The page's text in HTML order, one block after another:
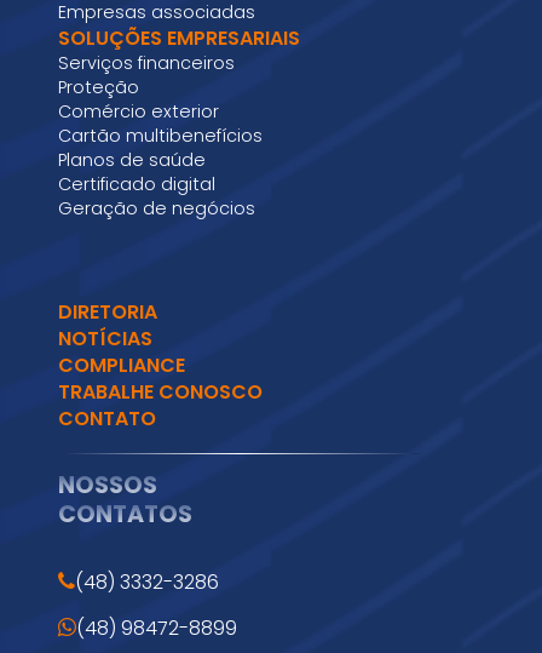
Empresas associadas
SOLUÇÕES EMPRESARIAIS
Serviços financeiros
Proteção
Comércio exterior
Cartão multibenefícios
Planos de saúde
Certificado digital
Geração de negócios
DIRETORIA
NOTÍCIAS
COMPLIANCE
TRABALHE CONOSCO
CONTATO
NOSSOS
CONTATOS
(48) 3332-3286
(48) 98472-8899